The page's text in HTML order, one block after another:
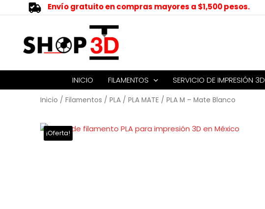
Envío gratuito en compras mayores a $1,500 pesos.
INICIO FILAMENTOS SERVICIO DE IMPRESIÓN 3D
Inicio / Filamentos / PLA / PLA MATE / PLA M – Mate Blanco
¡Oferta!